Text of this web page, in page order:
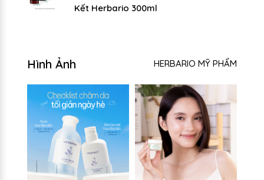
Kết Herbario 300ml
Hình Ảnh HERBARIO MỸ PHẨM